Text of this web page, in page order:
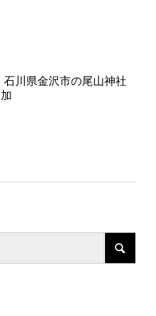
川県金沢市の尾山神社